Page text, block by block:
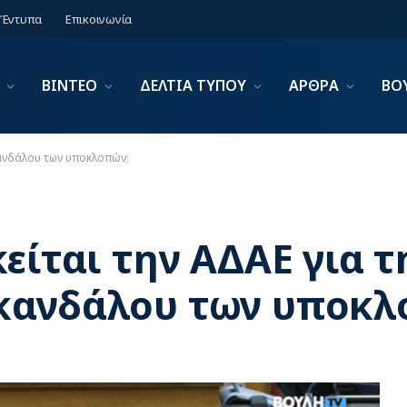
Έντυπα Επικοινωνία
ΒΙΝΤΕΟ ΔΕΛΤΙΑ ΤΥΠΟΥ ΑΡΘΡΑ
των υποκλοπών;
την ΑΔΑΕ για
των